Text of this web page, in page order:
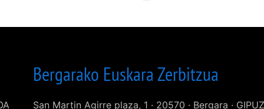
Bergarako Euskara Zerbitzua
San Martin Agirre plaza, 1 · 20570 · Bergara ·